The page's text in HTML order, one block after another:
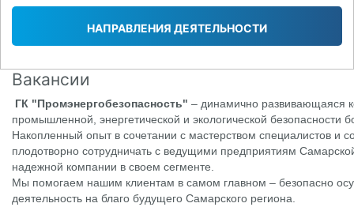
НАПРАВЛЕНИЯ ДЕЯТЕЛЬНОСТИ
Вакансии
ГК "Промэнергобезопасность" – динамично развивающаяся
промышленной, энергетической и экологической безопасности
Накопленный опыт в сочетании с мастерством специалистов и
плодотворно сотрудничать с ведущими предприятиям
надежной компании в своем сегменте.
Мы помогаем нашим клиентам в самом главном – безопасно
деятельность на благо будущего Самарского региона.